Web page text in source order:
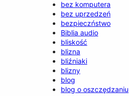
bez komputera
bez uprzedzeń
bezpieczństwo
Biblia audio
bliskość
blizna
bliźniaki
blizny
blog
blog o oszczędzaniu